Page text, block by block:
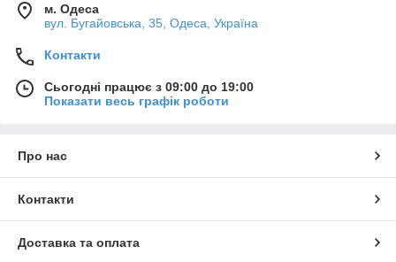
м. Одеса
вул. Бугайовська, 35, Одеса, Україна
Контакти
Сьогодні працює з 09:00 до 19:00
Показати весь графік роботи
Про нас
Контакти
Доставка та оплата